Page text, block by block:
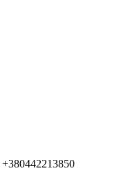
+380442213850